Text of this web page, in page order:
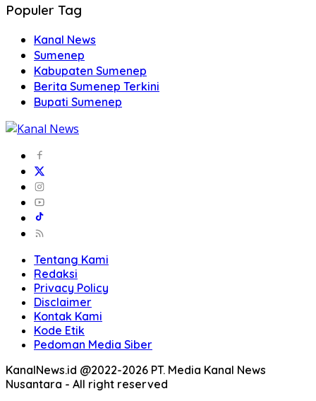
Populer Tag
Kanal News
Sumenep
Kabupaten Sumenep
Berita Sumenep Terkini
Bupati Sumenep
Tentang Kami
Redaksi
Privacy Policy
Disclaimer
Kontak Kami
Kode Etik
Pedoman Media Siber
KanalNews.id @2022-2026 PT. Media Kanal News
Nusantara - All right reserved